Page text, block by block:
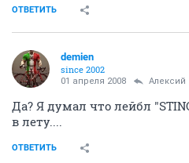
ОТВЕТИТЬ
demien
since 2002
01 апреля 2008 Алексий
Да? Я думал что лейбл
в лету....
ОТВЕТИТЬ